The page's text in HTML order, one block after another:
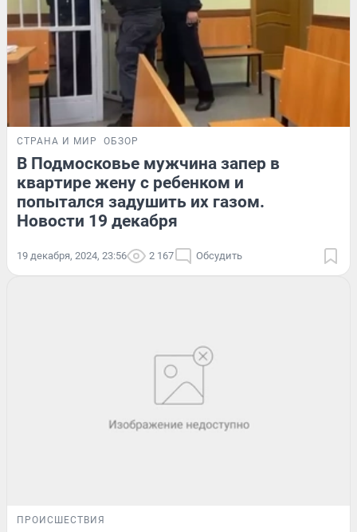
СТРАНА И МИР ОБЗОР
В Подмосковье мужчина запер в
квартире жену с ребенком и
попытался задушить их газом.
Новости 19 декабря
19 декабря, 2024, 23:56 2 167 Обсудить
ПРОИСШЕСТВИЯ